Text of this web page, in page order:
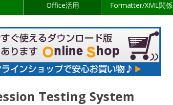
Office活用 Formatter/XML関係
Testing System